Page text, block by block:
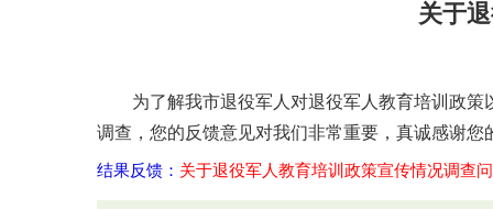
关于
为了解我市退役军人对退役军人教育培训政
调查，您的反馈意见对我们非常重要，真诚感谢您
结果反馈： 关于退役军人教育培训政策宣传情况调查